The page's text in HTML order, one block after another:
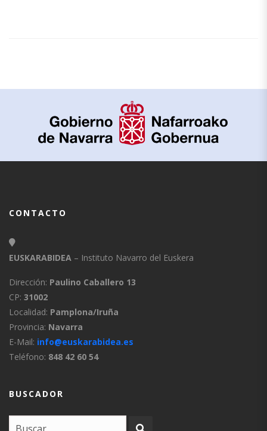
CONTACTO
EUSKARABIDEA – Instituto Navarro del Euskera
Dirección: Paulino Caballero 13
CP: 31002
Localidad: Pamplona/Iruña
Provincia: Navarra
E-Mail: info@euskarabidea.es
Teléfono: 848 42 60 54
BUSCADOR